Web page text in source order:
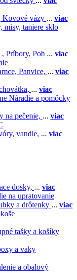
Kovové vázy ... viac
misy, taniere sklo
, Príbory, Poh ... viac
Panvice, ... viac
... viac
Náradie a pomôcky
na pečenie, ... viac
vandle, ... viac
dosky, ... viac
na upratovanie
a drôtenky ... viac
tašky a košíky
a vaky
a obalový